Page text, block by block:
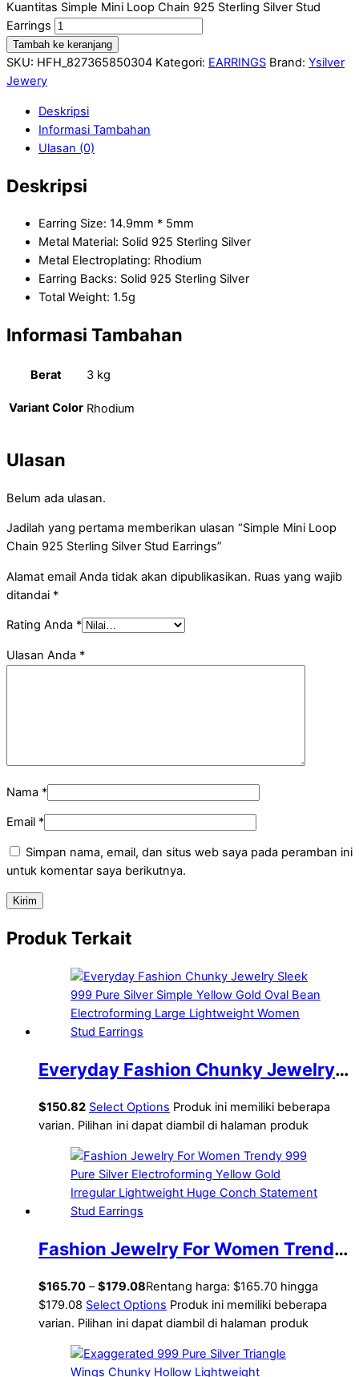
Kuantitas Simple Mini Loop Chain 925 Sterling Silver Stud
Earrings
Tambah ke keranjang
SKU: HFH_827365850304 Kategori: EARRINGS Brand: Ysilver
Jewery
Deskripsi
Informasi Tambahan
Ulasan (0)
Deskripsi
Earring Size: 14.9mm * 5mm
Metal Material: Solid 925 Sterling Silver
Metal Electroplating: Rhodium
Earring Backs: Solid 925 Sterling Silver
Total Weight: 1.5g
Informasi Tambahan
Berat 3 kg
Variant Color Rhodium
Ulasan
Belum ada ulasan.
Jadilah yang pertama memberikan ulasan “Simple Mini Loop
Chain 925 Sterling Silver Stud Earrings”
Alamat email Anda tidak akan dipublikasikan. Ruas yang wajib
ditandai *
Rating Anda *
Ulasan Anda *
Nama *
Email *
Simpan nama, email, dan situs web saya pada peramban ini
untuk komentar saya berikutnya.
Produk Terkait
Everyday Fashion Chunky Jewelry
Sleek 999 Pure Silver Simple Yellow
Gold Oval Bean Electroforming Large
Lightweight Women Stud Earrings
$150.82 Select Options Produk ini memiliki beberapa
varian. Pilihan ini dapat diambil di halaman produk
Fashion Jewelry For Women Trendy
999 Pure Silver Electroforming
Yellow Gold Irregular Lightweight
Huge Conch Statement Stud
Earrings
$165.70 – $179.08Rentang harga: $165.70 hingga
$179.08 Select Options Produk ini memiliki beberapa
varian. Pilihan ini dapat diambil di halaman produk